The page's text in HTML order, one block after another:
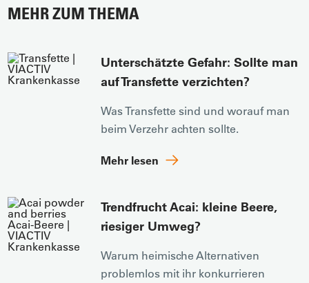
MEHR ZUM THEMA
Unterschätzte Gefahr: Sollte man
auf Transfette verzichten?
Was Transfette sind und worauf man
beim Verzehr achten sollte.
Mehr lesen
Trendfrucht Acai: kleine Beere,
riesiger Umweg?
Warum heimische Alternativen
problemlos mit ihr konkurrieren